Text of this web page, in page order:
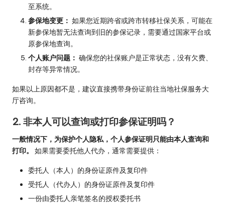
至系统。
参保地变更： 如果您近期跨省或跨市转移社保关系，可能在
新参保地暂无法查询到旧的参保记录，需要通过国家平台或
原参保地查询。
个人账户问题： 确保您的社保账户是正常状态，没有欠费、
封存等异常情况。
如果以上原因都不是，建议直接携带身份证前往当地社保服务大
厅咨询。
2. 非本人可以查询或打印参保证明吗？
一般情况下，为保护个人隐私，个人参保证明只能由本人查询和
打印。
如果需要委托他人代办，通常需要提供：
委托人（本人）的身份证原件及复印件
受托人（代办人）的身份证原件及复印件
一份由委托人亲笔签名的授权委托书